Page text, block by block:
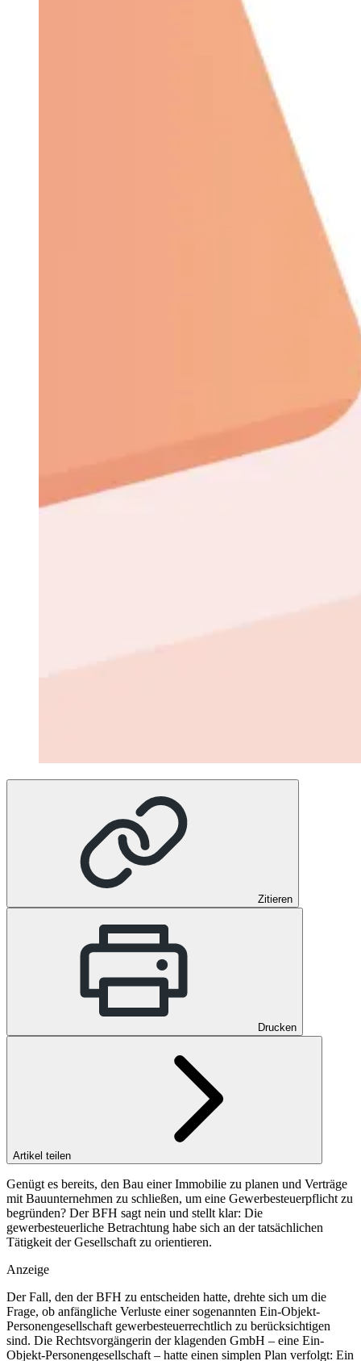
Zitieren
Drucken
Artikel teilen
Genügt es bereits, den Bau einer Immobilie zu planen und Verträge
mit Bauunternehmen zu schließen, um eine Gewerbesteuerpflicht zu
begründen? Der BFH sagt nein und stellt klar: Die
gewerbesteuerliche Betrachtung habe sich an der tatsächlichen
Tätigkeit der Gesellschaft zu orientieren.
Anzeige
Der Fall, den der BFH zu entscheiden hatte, drehte sich um die
Frage, ob anfängliche Verluste einer sogenannten Ein-Objekt-
Personengesellschaft gewerbesteuerrechtlich zu berücksichtigen
sind. Die Rechtsvorgängerin der klagenden GmbH – eine Ein-
Objekt-Personengesellschaft – hatte einen simplen Plan verfolgt: Ein